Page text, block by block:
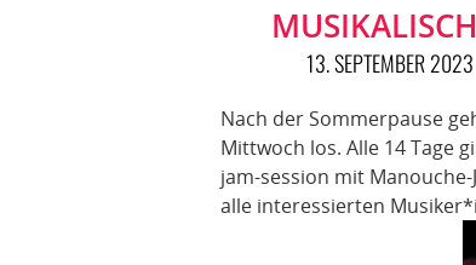
13. SEPTEMBER 2023
Nach der Sommerpause
Mittwoch los. Alle 14 Tage
jam-session mit
alle interessierten